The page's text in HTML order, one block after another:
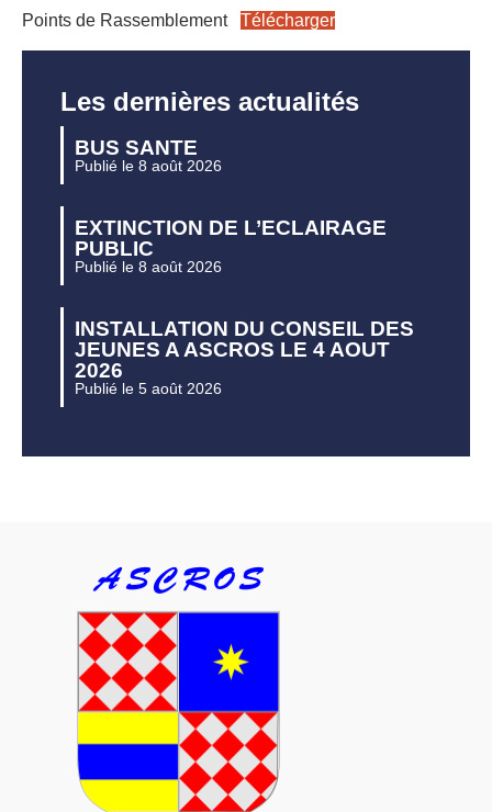
Points de Rassemblement Télécharger
Les dernières actualités
BUS SANTE
Publié le 8 août 2026
EXTINCTION DE L’ECLAIRAGE
PUBLIC
Publié le 8 août 2026
INSTALLATION DU CONSEIL DES
JEUNES A ASCROS LE 4 AOUT
2026
Publié le 5 août 2026